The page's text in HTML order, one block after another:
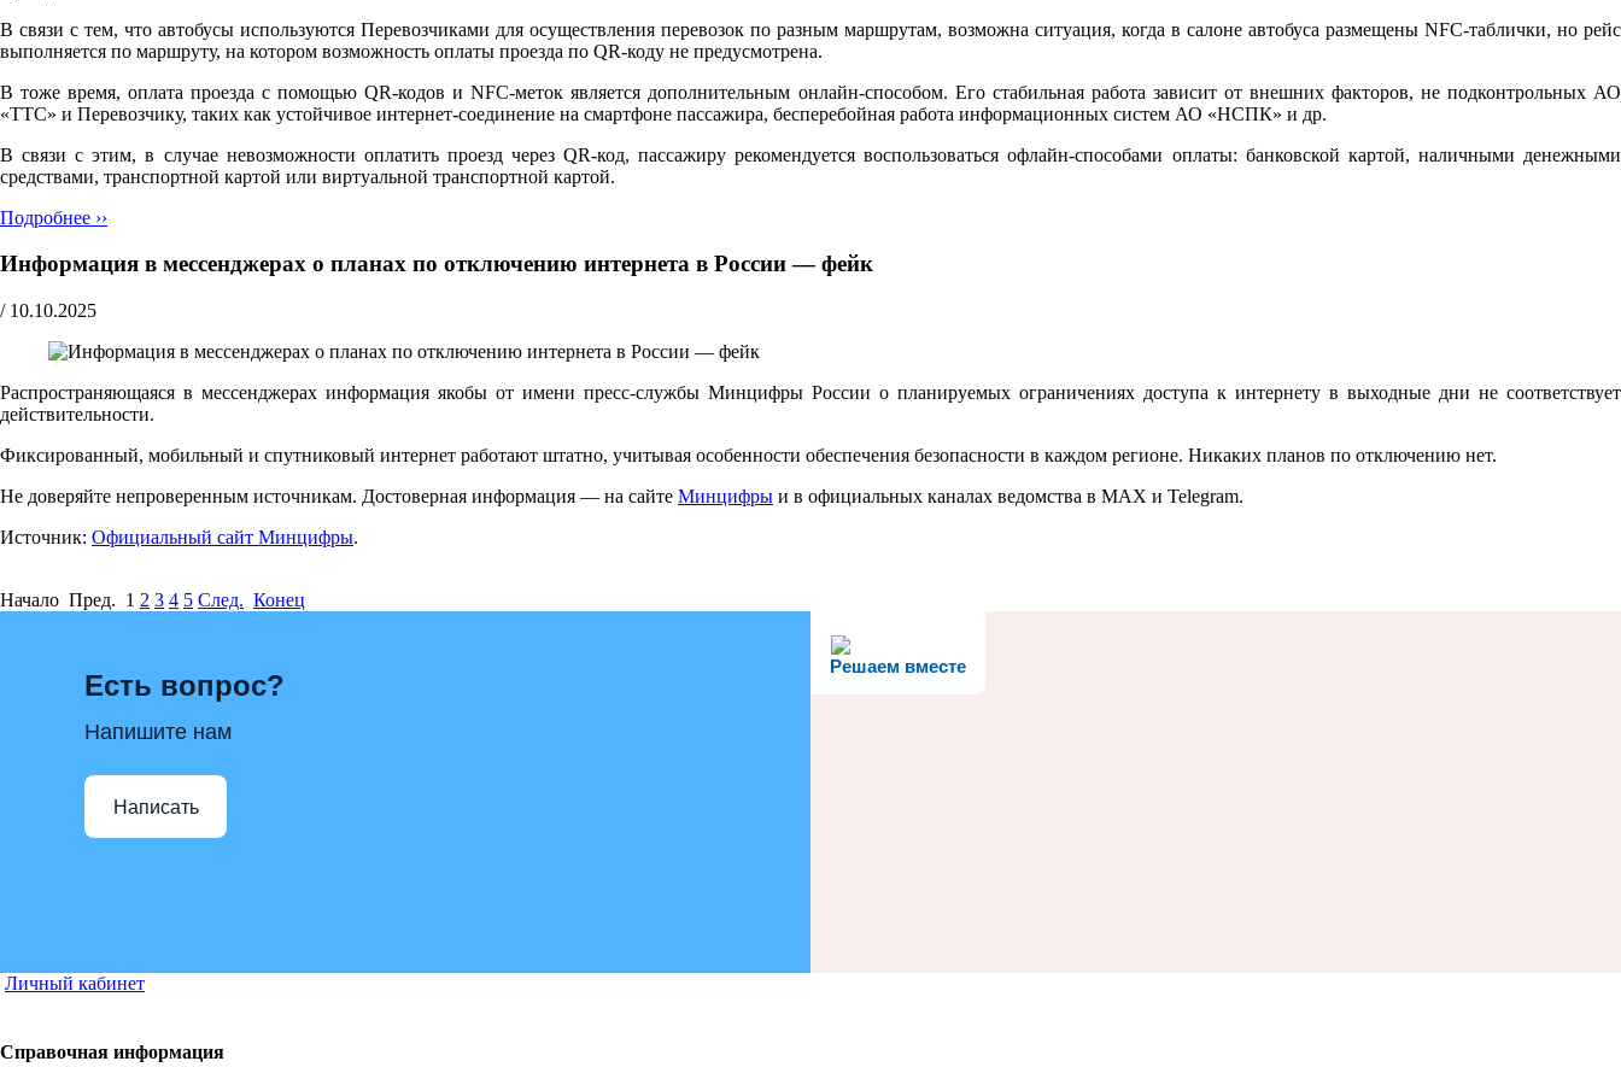
В связи с тем, что автобусы используются Перевозчиками для осуществления перевозок по разным маршрутам, возможна ситуация, когда в салоне автобуса размещены NFC-таблички, но рейс
выполняется по маршруту, на котором возможность оплаты проезда по QR-коду не предусмотрена.
В тоже время, оплата проезда с помощью QR-кодов и NFC-меток является дополнительным онлайн-способом. Его стабильная работа зависит от внешних факторов, не подконтрольных АО
«ТТС» и Перевозчику, таких как устойчивое интернет-соединение на смартфоне пассажира, бесперебойная работа информационных систем АО «НСПК» и др.
В связи с этим, в случае невозможности оплатить проезд через QR-код, пассажиру рекомендуется воспользоваться офлайн-способами оплаты: банковской картой, наличными денежными
средствами, транспортной картой или виртуальной транспортной картой.
Подробнее ››
Информация в мессенджерах о планах по отключению интернета в России — фейк
/ 10.10.2025
Распространяющаяся в мессенджерах информация якобы от имени пресс-службы Минцифры России о планируемых ограничениях доступа к интернету в выходные дни не соответствует
действительности.
Фиксированный, мобильный и спутниковый интернет работают штатно, учитывая особенности обеспечения безопасности в каждом регионе. Никаких планов по отключению нет.
Не доверяйте непроверенным источникам. Достоверная информация — на сайте Минцифры и в официальных каналах ведомства в MAX и Telegram.
Источник: Официальный сайт Минцифры.
Начало Пред. 1 2 3 4 5 След. Конец
Решаем вместе
Есть вопрос?
Напишите нам
Написать
Личный кабинет
Справочная информация